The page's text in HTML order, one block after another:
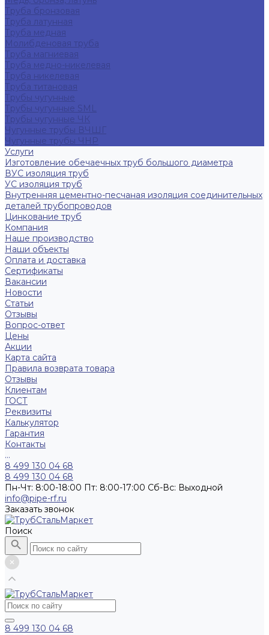
Труба бронзовая
Труба латунная
Труба медная
Молибденовая труба
Труба магниевая
Труба медно-никелевая
Труба никелевая
Труба титановая
Трубы чугунные
Трубы чугунные SML
Трубы чугунные ЧК
Чугунные трубы ВЧШГ
Чугунные трубы ЧНР
Услуги
Изготовление обечаечных труб большого диаметра
ВУС изоляция труб
УС изоляция труб
Внутренняя цементно-песчаная изоляция соединительных
деталей трубопроводов
Цинкование труб
Компания
Наше производство
Наши объекты
Оплата и доставка
Сертификаты
Вакансии
Новости
Статьи
Отзывы
Вопрос-ответ
Цены
Акции
Карта сайта
Правила возврата товара
Отзывы
Клиентам
ГОСТ
Реквизиты
Калькулятор
Гарантия
Контакты
...
8 499 130 04 68
8 499 130 04 68
Пн-Чт: 8:00-18:00 Пт: 8:00-17:00 Сб-Вс: Выходной
info@pipe-rf.ru
Заказать звонок
Поиск
8 499 130 04 68